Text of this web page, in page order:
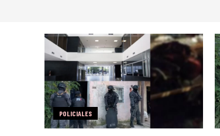
POLICIALES